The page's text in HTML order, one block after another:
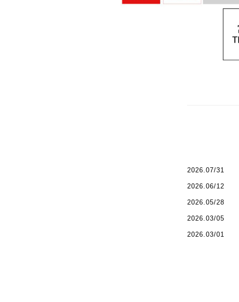
2026.07/31
2026.06/12
2026.05/28
2026.03/05
2026.03/01